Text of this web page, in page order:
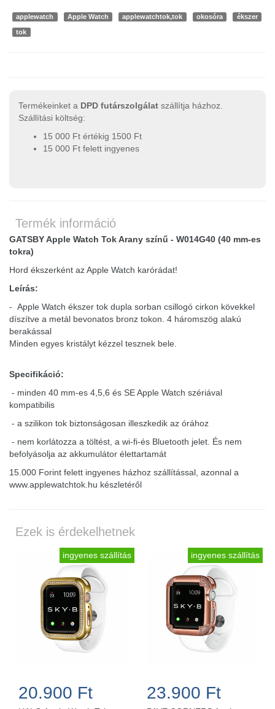
applewatch Apple Watch applewatchtok,tok okosóra ékszer
tok
Termékeinket a DPD futárszolgálat szállítja házhoz.
Szállítási költség:
15 000 Ft értékig 1500 Ft
15 000 Ft felett ingyenes
Termék információ
GATSBY Apple Watch Tok Arany színű - W014G40 (40 mm-es
tokra)
Hord ékszerként az Apple Watch karórádat!
Leírás:
- Apple Watch ékszer tok dupla sorban csillogó cirkon kövekkel
díszítve a metál bevonatos bronz tokon. 4 háromszög alakú
berakással
Minden egyes kristályt kézzel tesznek bele.
Specifikáció:
- minden 40 mm-es 4,5,6 és SE Apple Watch szériával
kompatibilis
- a szilikon tok biztonságosan illeszkedik az órához
- nem korlátozza a töltést, a wi-fi-és Bluetooth jelet. És nem
befolyásolja az akkumulátor élettartamát
15.000 Forint felett ingyenes házhoz szállítással, azonnal a
www.applewatchtok.hu készletéről
Ezek is érdekelhetnek
ingyenes szállítás
20.900 Ft
ingyenes szállítás
23.900 Ft